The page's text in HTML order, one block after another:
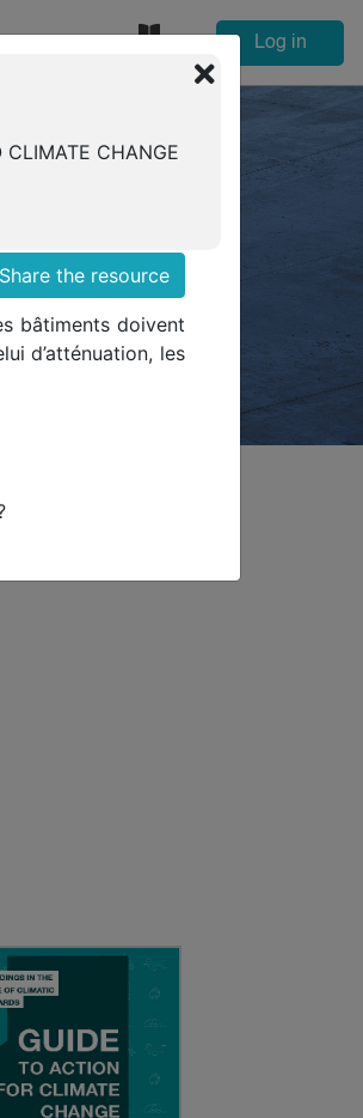
Log in
TO
issues and
CLIMATE CHANGE
Share the resource
bâtiments doivent
d’atténuation, les